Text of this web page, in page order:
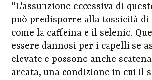
"L'assunzione eccessiva di
può predisporre alla tossicità di
come la caffeina e il selenio.
essere dannosi per i capelli se
elevate e possono anche
areata, una condizione in cui il